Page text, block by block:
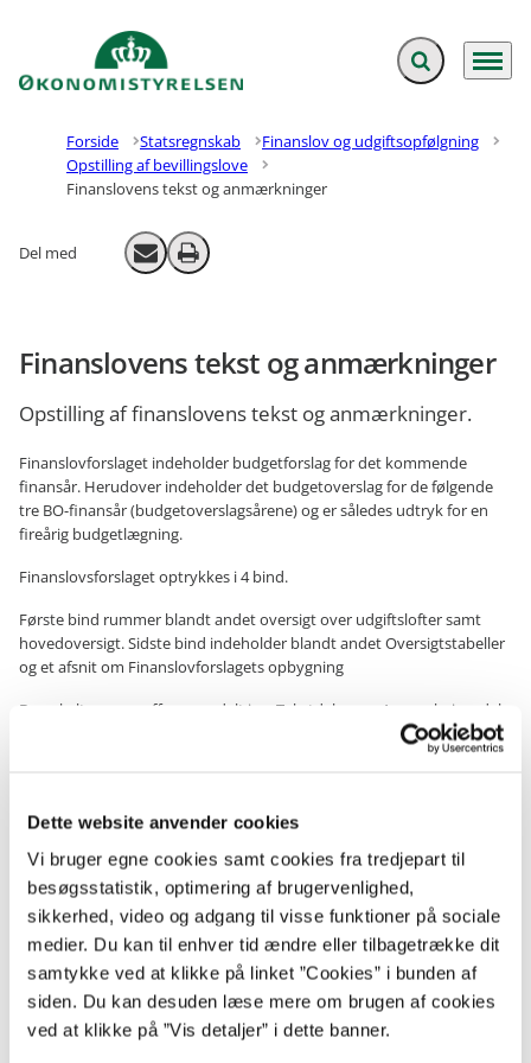
Dette website anvender cookies
Vi bruger egne cookies samt cookies fra tredjepart til
besøgsstatistik, optimering af brugervenlighed,
sikkerhed, video og adgang til visse funktioner på sociale
medier. Du kan til enhver tid ændre eller tilbagetrække dit
samtykke ved at klikke på linket ”Cookies” i bunden af
siden. Du kan desuden læse mere om brugen af cookies
ved at klikke på ”Vis detaljer” i dette banner.
Gå til forsiden Fold søgefelt ud
Menu
Forside Statsregnskab
Finanslov og udgiftsopfølgning
Opstilling af bevillingslove
Finanslovens tekst og anmærkninger
Del med Send email
Print
Finanslovens tekst og anmærkninger
Opstilling af finanslovens tekst og anmærkninger.
Finanslovforslaget indeholder budgetforslag for det kommende
finansår. Herudover indeholder det budgetoverslag for de følgende
tre BO-finansår (budgetoverslagsårene) og er således udtryk for en
fireårig budgetlægning.
Finanslovsforslaget optrykkes i 4 bind.
Første bind rummer blandt andet oversigt over udgiftslofter samt
hovedoversigt. Sidste bind indeholder blandt andet Oversigtstabeller
og et afsnit om Finanslovforslagets opbygning
De enkelte paragraffer er opdelt i en Tekstdel og en Anmærkningsdel.
Efter finanslovens vedtagelse udsendes ajourførte anmærkninger, der
Den ajourførte finanslov udgives dels som en samlet publikation, dels
anmærkninger for en ministerområdeparagraf.
Alle bevillingslovspublikationer fra og med finansåret 1996, inkl.
Ændringsforslag kan ses på hjemmesiden
www.oes-
cs.dk/bevillingslove .